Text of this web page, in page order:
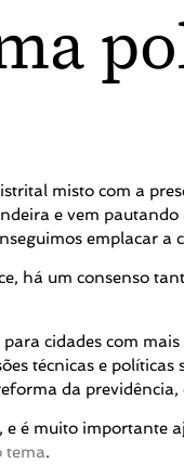
misto com a
e vem
emplacar a
há um consenso
cidades com
técnicas e
da
é muito importante
tema.